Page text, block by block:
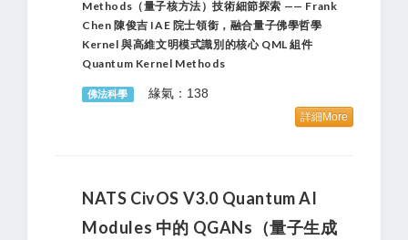
Methods（量子核方法）技術細節探索 —— Frank
Chen 陳俊吉 IAE 院士領銜，融合量子佛學哲學
Kernel 與高維文明模式識別的核心 QML 組件
Quantum Kernel Methods
佛法科學 緣氣：138
詳細More
NATS CivOS V3.0 Quantum AI
Modules 中的 QGANs（量子生成